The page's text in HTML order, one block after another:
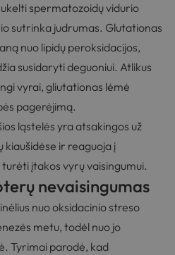
spermatozoidų vidurio
sutrinka judrumas. Glutationas
nuo lipidų peroksidacijos,
susidaryti deguoniui. Atlikus
vyrai, gliutationas lėmė
pagerėjimą.
ląstelės yra atsakingos už
ir reaguoja į
įtakos vyrų vaisingumui.
nevaisingumas
nuo oksidacinio streso
metu, todėl nuo jo
Tyrimai parodė, kad